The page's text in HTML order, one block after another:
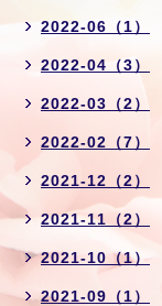
2022-06（1）
2022-04（3）
2022-03（2）
2022-02（7）
2021-12（2）
2021-11（2）
2021-10（1）
2021-09（1）